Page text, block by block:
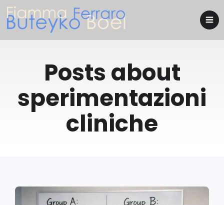
Posts about
sperimentazioni
cliniche